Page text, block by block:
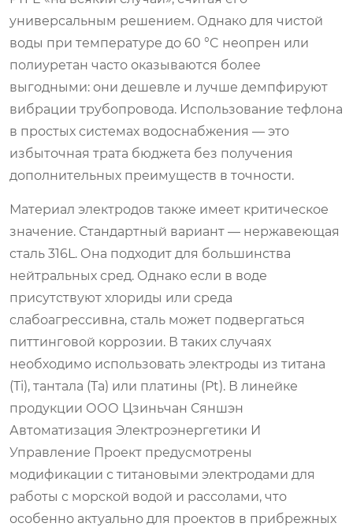
универсальным решением. Однако для чистой
воды при температуре до 60 °C неопрен или
полиуретан часто оказываются более
выгодными: они дешевле и лучше демпфируют
вибрации трубопровода. Использование тефлона
в простых системах водоснабжения — это
избыточная трата бюджета без получения
дополнительных преимуществ в точности.
Материал электродов также имеет критическое
значение. Стандартный вариант — нержавеющая
сталь 316L. Она подходит для большинства
нейтральных сред. Однако если в воде
присутствуют хлориды или среда
слабоагрессивна, сталь может подвергаться
питтинговой коррозии. В таких случаях
необходимо использовать электроды из титана
(Ti), тантала (Ta) или платины (Pt). В линейке
продукции ООО Цзиньчан Сяншэн
Автоматизация Электроэнергетики И
Управление Проект предусмотрены
модификации с титановыми электродами для
работы с морской водой и рассолами, что
особенно актуально для проектов в прибрежных